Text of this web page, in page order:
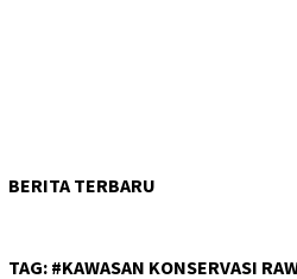
BERITA TERBARU
TAG: #KAWASAN KONSERVASI